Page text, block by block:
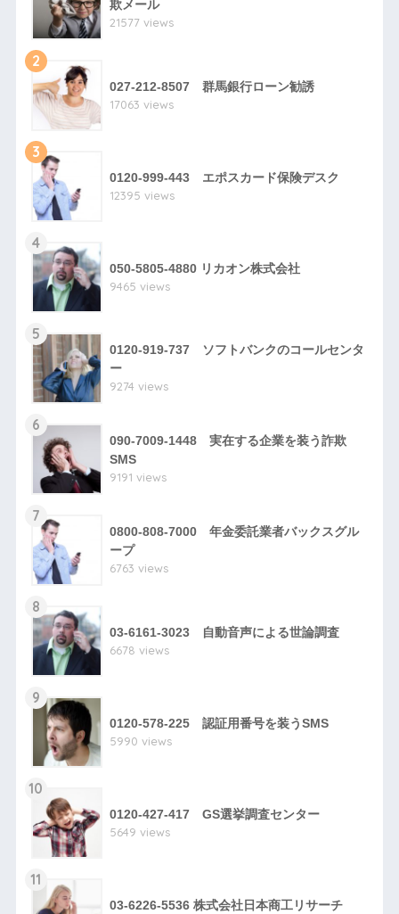
欺メール
21577 views
2
027-212-8507 群馬銀行ローン勧誘
17063 views
3
0120-999-443 エポスカード保険デスク
12395 views
4
050-5805-4880 リカオン株式会社
9465 views
5
0120-919-737 ソフトバンクのコールセンタ
ー
9274 views
6
090-7009-1448 実在する企業を装う詐欺
SMS
9191 views
7
0800-808-7000 年金委託業者バックスグル
ープ
6763 views
8
03-6161-3023 自動音声による世論調査
6678 views
9
0120-578-225 認証用番号を装うSMS
5990 views
10
0120-427-417 GS選挙調査センター
5649 views
11
03-6226-5536 株式会社日本商工リサーチ